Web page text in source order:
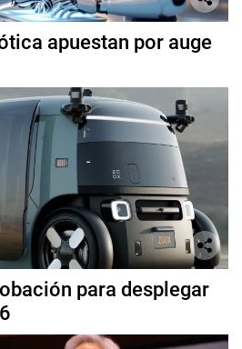
apuestan por auge
para desplegar